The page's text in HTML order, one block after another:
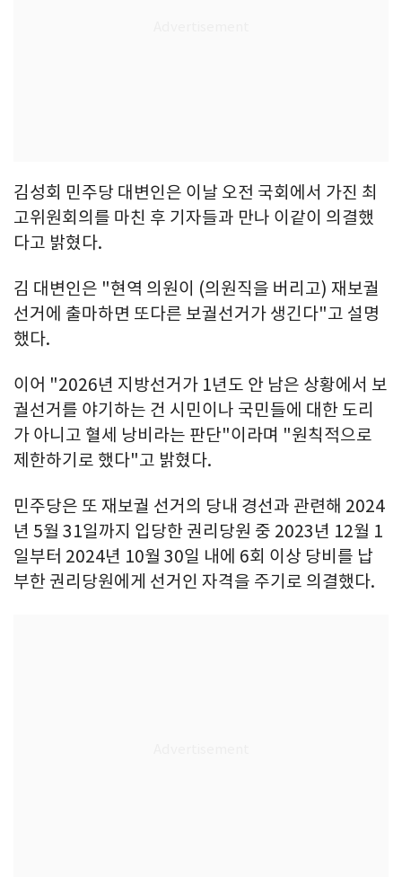
김성회 민주당 대변인은 이날 오전 국회에서 가진 최
고위원회의를 마친 후 기자들과 만나 이같이 의결했
다고 밝혔다.
김 대변인은 "현역 의원이 (의원직을 버리고) 재보궐
선거에 출마하면 또다른 보궐선거가 생긴다"고 설명
했다.
이어 "2026년 지방선거가 1년도 안 남은 상황에서 보
궐선거를 야기하는 건 시민이나 국민들에 대한 도리
가 아니고 혈세 낭비라는 판단"이라며 "원칙적으로
제한하기로 했다"고 밝혔다.
민주당은 또 재보궐 선거의 당내 경선과 관련해 2024
년 5월 31일까지 입당한 권리당원 중 2023년 12월 1
일부터 2024년 10월 30일 내에 6회 이상 당비를 납
부한 권리당원에게 선거인 자격을 주기로 의결했다.